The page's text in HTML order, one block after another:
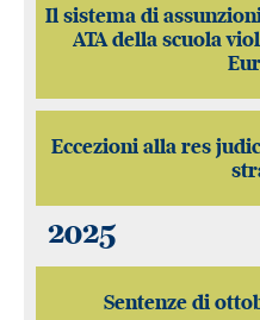
Il sistema di
ATA della scuola
Eccezioni alla res
2025
Sentenze di